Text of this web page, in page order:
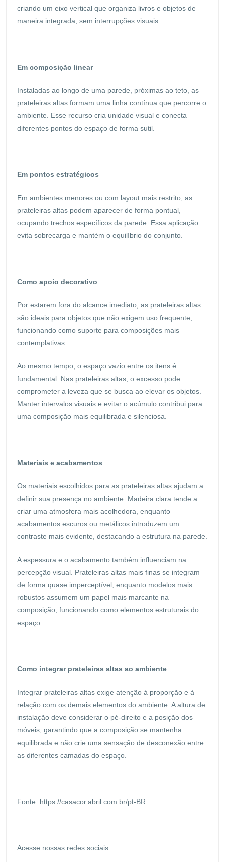
criando um eixo vertical que organiza livros e objetos de
maneira integrada, sem interrupções visuais.
Em composição linear
Instaladas ao longo de uma parede, próximas ao teto, as
prateleiras altas formam uma linha contínua que percorre o
ambiente. Esse recurso cria unidade visual e conecta
diferentes pontos do espaço de forma sutil.
Em pontos estratégicos
Em ambientes menores ou com layout mais restrito, as
prateleiras altas podem aparecer de forma pontual,
ocupando trechos específicos da parede. Essa aplicação
evita sobrecarga e mantém o equilíbrio do conjunto.
Como apoio decorativo
Por estarem fora do alcance imediato, as prateleiras altas
são ideais para objetos que não exigem uso frequente,
funcionando como suporte para composições mais
contemplativas.
Ao mesmo tempo, o espaço vazio entre os itens é
fundamental. Nas prateleiras altas, o excesso pode
comprometer a leveza que se busca ao elevar os objetos.
Manter intervalos visuais e evitar o acúmulo contribui para
uma composição mais equilibrada e silenciosa.
Materiais e acabamentos
Os materiais escolhidos para as prateleiras altas ajudam a
definir sua presença no ambiente. Madeira clara tende a
criar uma atmosfera mais acolhedora, enquanto
acabamentos escuros ou metálicos introduzem um
contraste mais evidente, destacando a estrutura na parede.
A espessura e o acabamento também influenciam na
percepção visual. Prateleiras altas mais finas se integram
de forma quase imperceptível, enquanto modelos mais
robustos assumem um papel mais marcante na
composição, funcionando como elementos estruturais do
espaço.
Como integrar prateleiras altas ao ambiente
Integrar prateleiras altas exige atenção à proporção e à
relação com os demais elementos do ambiente. A altura de
instalação deve considerar o pé-direito e a posição dos
móveis, garantindo que a composição se mantenha
equilibrada e não crie uma sensação de desconexão entre
as diferentes camadas do espaço.
Fonte: https://casacor.abril.com.br/pt-BR
Acesse nossas redes sociais: